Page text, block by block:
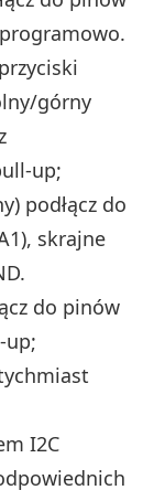
górny
podłącz do
skrajne
do pinów
I2C